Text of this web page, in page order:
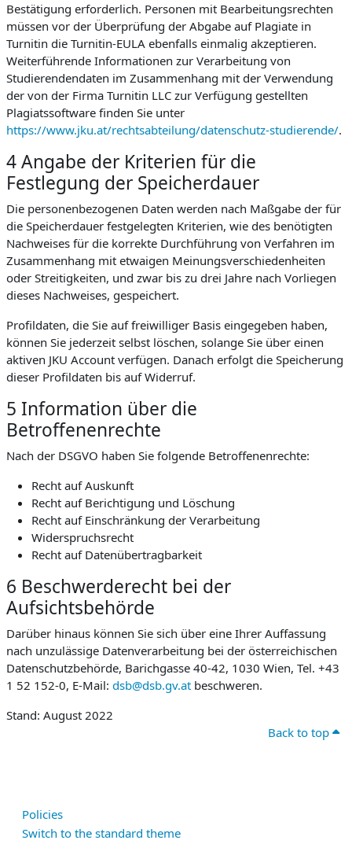
Bestätigung erforderlich. Personen mit Bearbeitungsrechten
müssen vor der Überprüfung der Abgabe auf Plagiate in
Turnitin die Turnitin-EULA ebenfalls einmalig akzeptieren.
Weiterführende Informationen zur Verarbeitung von
Studierendendaten im Zusammenhang mit der Verwendung
der von der Firma Turnitin LLC zur Verfügung gestellten
Plagiatssoftware finden Sie unter
https://www.jku.at/rechtsabteilung/datenschutz-studierende/.
4 Angabe der Kriterien für die
Festlegung der Speicherdauer
Die personenbezogenen Daten werden nach Maßgabe der für
die Speicherdauer festgelegten Kriterien, wie des benötigten
Nachweises für die korrekte Durchführung von Verfahren im
Zusammenhang mit etwaigen Meinungsverschiedenheiten
oder Streitigkeiten, und zwar bis zu drei Jahre nach Vorliegen
dieses Nachweises, gespeichert.
Profildaten, die Sie auf freiwilliger Basis eingegeben haben,
können Sie jederzeit selbst löschen, solange Sie über einen
aktiven JKU Account verfügen. Danach erfolgt die Speicherung
dieser Profildaten bis auf Widerruf.
5 Information über die
Betroffenenrechte
Nach der DSGVO haben Sie folgende Betroffenenrechte:
Recht auf Auskunft
Recht auf Berichtigung und Löschung
Recht auf Einschränkung der Verarbeitung
Widerspruchsrecht
Recht auf Datenübertragbarkeit
6 Beschwerderecht bei der
Aufsichtsbehörde
Darüber hinaus können Sie sich über eine Ihrer Auffassung
nach unzulässige Datenverarbeitung bei der österreichischen
Datenschutzbehörde, Barichgasse 40-42, 1030 Wien, Tel. +43
1 52 152-0, E-Mail: dsb@dsb.gv.at beschweren.
Stand: August 2022
Back to top
Policies
Switch to the standard theme